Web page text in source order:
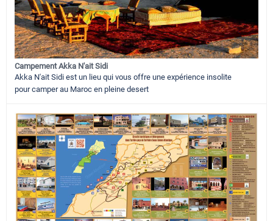
Campement Akka N'ait Sidi
Akka N'ait Sidi est un lieu qui vous offre une expérience insolite
pour camper au Maroc en pleine desert